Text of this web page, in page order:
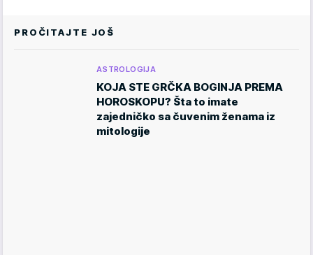
PROČITAJTE JOŠ
ASTROLOGIJA
KOJA STE GRČKA BOGINJA PREMA
HOROSKOPU? Šta to imate
zajedničko sa čuvenim ženama iz
mitologije